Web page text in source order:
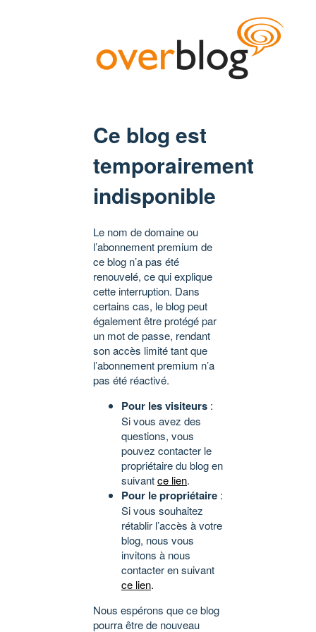
Ce blog est
temporairement
indisponible
Le nom de domaine ou
l’abonnement premium de
ce blog n’a pas été
renouvelé, ce qui explique
cette interruption. Dans
certains cas, le blog peut
également être protégé par
un mot de passe, rendant
son accès limité tant que
l’abonnement premium n’a
pas été réactivé.
Pour les visiteurs :
Si vous avez des
questions, vous
pouvez contacter le
propriétaire du blog en
suivantce lien.
Pour le propriétaire :
Si vous souhaitez
rétablir l’accès à votre
blog, nous vous
invitons à nous
contacter en suivant
ce lien.
Nous espérons que ce blog
pourra être de nouveau